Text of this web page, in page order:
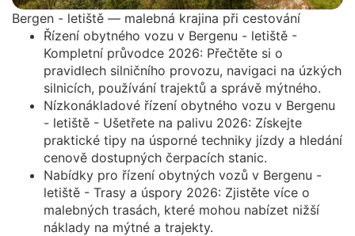
Bergen - letiště — malebná krajina při cestování
Řízení obytného vozu v Bergenu - letiště -
Kompletní průvodce 2026: Přečtěte si o
pravidlech silničního provozu, navigaci na úzkých
silnicích, používání trajektů a správě mýtného.
Nízkonákladové řízení obytného vozu v Bergenu
- letiště - Ušetřete na palivu 2026: Získejte
praktické tipy na úsporné techniky jízdy a hledání
cenově dostupných čerpacích stanic.
Nabídky pro řízení obytných vozů v Bergenu -
letiště - Trasy a úspory 2026: Zjistěte více o
malebných trasách, které mohou nabízet nižší
náklady na mýtné a trajekty.